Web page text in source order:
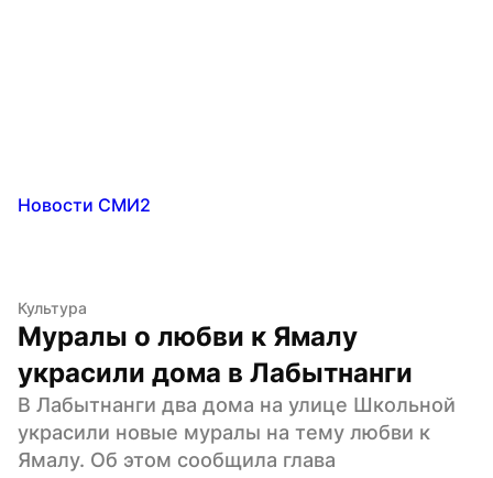
Новости СМИ2
Культура
Муралы о любви к Ямалу
украсили дома в Лабытнанги
В Лабытнанги два дома на улице Школьной
украсили новые муралы на тему любви к
Ямалу. Об этом сообщила глава